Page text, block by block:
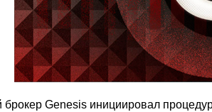
Genesis инициировал